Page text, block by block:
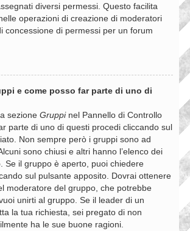
diversi permessi. Questo facilita
operazioni di creazione di moderatori
concessione di permessi per un forum
e come posso far parte di uno di
sezione Gruppinel Pannello di Controllo
parte di uno di questi procedi cliccando sul
Non sempre però i gruppi sono ad
sono chiusi e altri hanno l’elenco dei
Se il gruppo è aperto, puoi chiedere
sul pulsante apposito. Dovrai ottenere
moderatore del gruppo, che potrebbe
unirti al gruppo. Se il leader di un
la tua richiesta, sei pregato di non
ha le sue buone ragioni.